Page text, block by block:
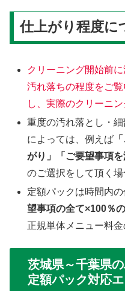
仕上がり程度に
クリーニング開始前
汚れ落ちの程度をご
し、実際のクリーニ
重度の汚れ落とし・
によっては、例えば
がり」「ご要望事項
のご選択をして頂く場
定額パックは時間内の
望事項の全て×100％の
正規単体メニュー料
茨城県～千葉県
定額パック対応